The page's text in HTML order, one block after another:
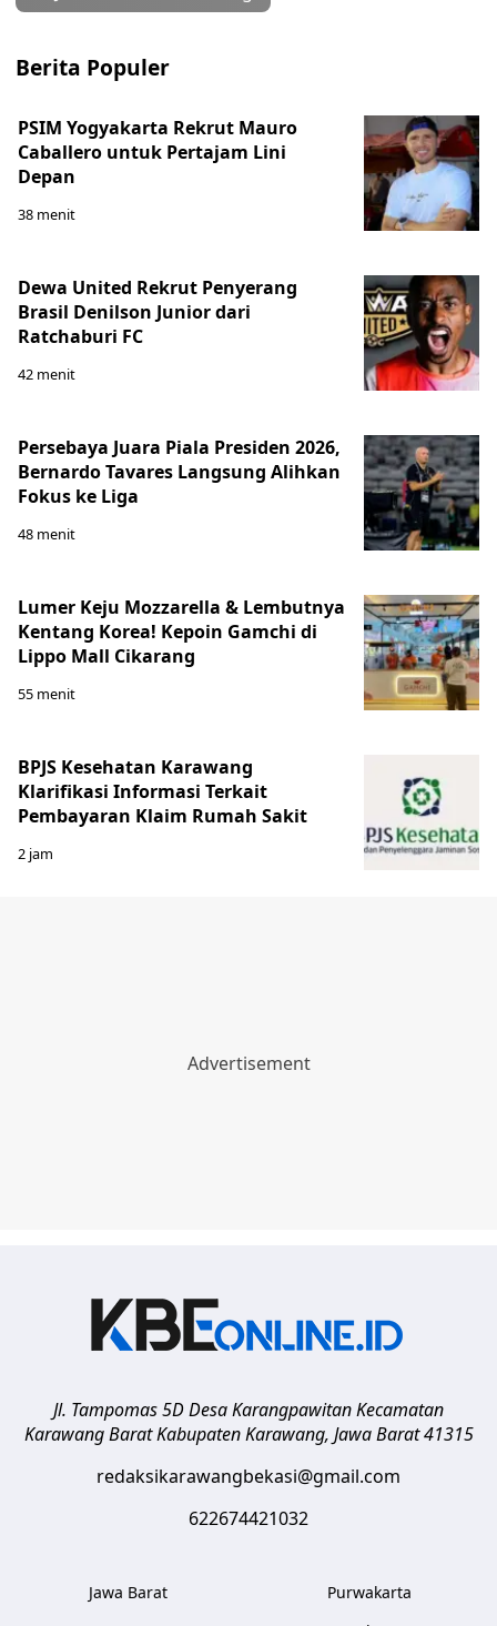
Berita Populer
PSIM Yogyakarta Rekrut Mauro
Caballero untuk Pertajam Lini
Depan
38 menit
Dewa United Rekrut Penyerang
Brasil Denilson Junior dari
Ratchaburi FC
42 menit
Persebaya Juara Piala Presiden 2026,
Bernardo Tavares Langsung Alihkan
Fokus ke Liga
48 menit
Lumer Keju Mozzarella & Lembutnya
Kentang Korea! Kepoin Gamchi di
Lippo Mall Cikarang
55 menit
BPJS Kesehatan Karawang
Klarifikasi Informasi Terkait
Pembayaran Klaim Rumah Sakit
2 jam
Jl. Tampomas 5D Desa Karangpawitan Kecamatan
Karawang Barat Kabupaten Karawang, Jawa Barat 41315
redaksikarawangbekasi@gmail.com
622674421032
Jawa Barat
Purwakarta